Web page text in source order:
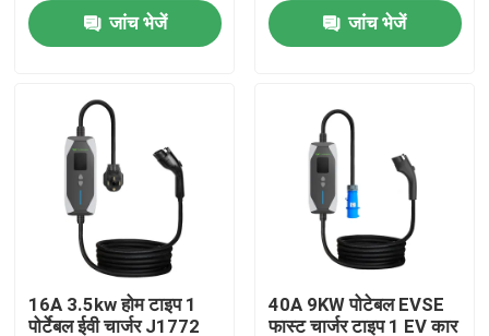
ईवी चार्जिंग स्टेशन
पोर्टेबल ईवी चार्जर
वॉलबॉक्स ईवी चार्जर्स
ईवी चार्जिंग केबल
ईवी चार्जर एक्सटेंशन कॉर्ड
जांच भेजें
जांच भेजें
16A 3.5kw होम टाइप 1
पोर्टेबल ईवी चार्जर J1772
40A 9KW पोटेबल EVSE
फास्ट चार्जर टाइप 1 EV कार